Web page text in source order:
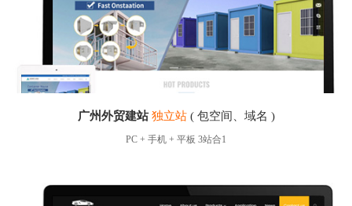
广州外贸建站 独立站( 包空间、域名 )
PC + 手机 + 平板 3站合1